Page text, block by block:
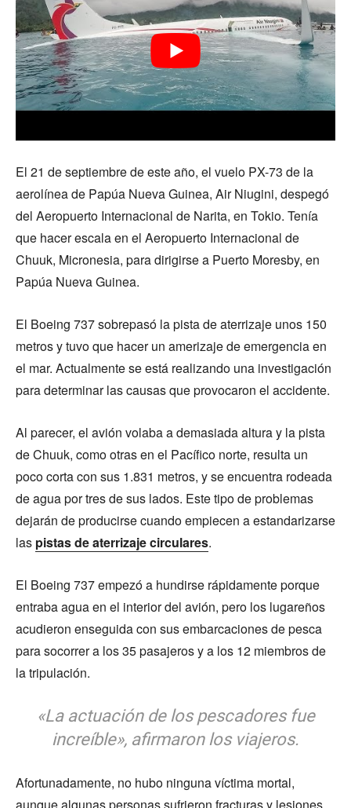
El 21 de septiembre de este año, el vuelo PX-73 de la
aerolínea de Papúa Nueva Guinea, Air Niugini, despegó
del Aeropuerto Internacional de Narita, en Tokio. Tenía
que hacer escala en el Aeropuerto Internacional de
Chuuk, Micronesia, para dirigirse a Puerto Moresby, en
Papúa Nueva Guinea.
El Boeing 737 sobrepasó la pista de aterrizaje unos 150
metros y tuvo que hacer un amerizaje de emergencia en
el mar. Actualmente se está realizando una investigación
para determinar las causas que provocaron el accidente.
Al parecer, el avión volaba a demasiada altura y la pista
de Chuuk, como otras en el Pacífico norte, resulta un
poco corta con sus 1.831 metros, y se encuentra rodeada
de agua por tres de sus lados. Este tipo de problemas
dejarán de producirse cuando empiecen a estandarizarse
las pistas de aterrizaje circulares.
El Boeing 737 empezó a hundirse rápidamente porque
entraba agua en el interior del avión, pero los lugareños
acudieron enseguida con sus embarcaciones de pesca
para socorrer a los 35 pasajeros y a los 12 miembros de
la tripulación.
«La actuación de los pescadores fue
increíble», afirmaron los viajeros.
Afortunadamente, no hubo ninguna víctima mortal,